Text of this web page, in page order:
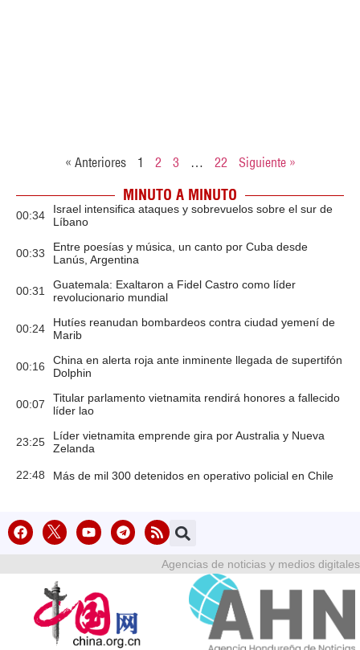
« Anteriores 1 2 3 … 22 Siguiente »
MINUTO A MINUTO
00:34
Israel intensifica ataques y sobrevuelos sobre el sur de
Líbano
00:33
Entre poesías y música, un canto por Cuba desde
Lanús, Argentina
00:31
Guatemala: Exaltaron a Fidel Castro como líder
revolucionario mundial
00:24
Hutíes reanudan bombardeos contra ciudad yemení de
Marib
00:16
China en alerta roja ante inminente llegada de supertifón
Dolphin
00:07
Titular parlamento vietnamita rendirá honores a fallecido
líder lao
23:25
Líder vietnamita emprende gira por Australia y Nueva
Zelanda
22:48 Más de mil 300 detenidos en operativo policial en Chile
Agencias de noticias y medios digitales